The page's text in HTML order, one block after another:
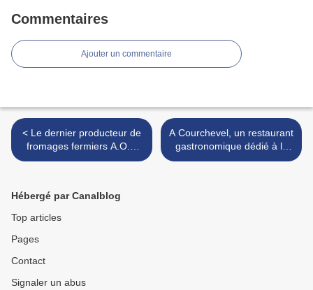
Commentaires
Ajouter un commentaire
< Le dernier producteur de
fromages fermiers A.O.P.
Langres au lait cru
A Courchevel, un restaurant
gastronomique dédié à la
pâtisserie haute couture >
Hébergé par Canalblog
Top articles
Pages
Contact
Signaler un abus